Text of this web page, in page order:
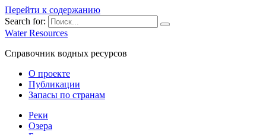
Перейти к содержанию
Search for:
Water Resources
Справочник водных ресурсов
О проекте
Публикации
Запасы по странам
Реки
Озера